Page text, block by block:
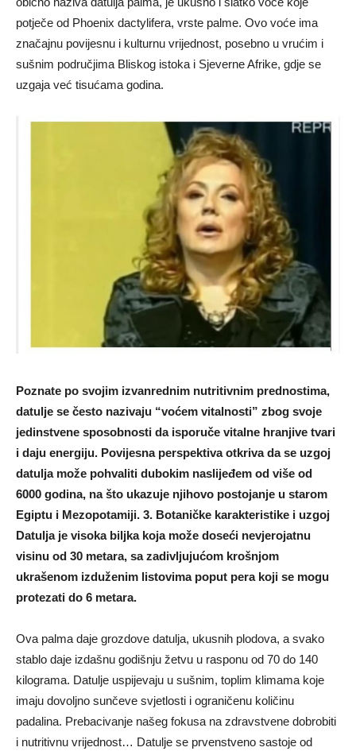
potječe od Phoenix dactylifera, vrste palme. Ovo voće ima
značajnu povijesnu i kulturnu vrijednost, posebno u vrućim i
sušnim područjima Bliskog istoka i Sjeverne Afrike, gdje se
uzgaja već tisućama godina.
Poznate po svojim izvanrednim nutritivnim prednostima,
datulje se često nazivaju “voćem vitalnosti” zbog svoje
jedinstvene sposobnosti da isporuče vitalne hranjive tvari
i daju energiju. Povijesna perspektiva otkriva da se uzgoj
datulja može pohvaliti dubokim naslijeđem od više od
6000 godina, na što ukazuje njihovo postojanje u starom
Egiptu i Mezopotamiji. 3. Botaničke karakteristike i uzgoj
Datulja je visoka biljka koja može doseći nevjerojatnu
visinu od 30 metara, sa zadivljujućom krošnjom
ukrašenom izduženim listovima poput pera koji se mogu
protezati do 6 metara.
Ova palma daje grozdove datulja, ukusnih plodova, a svako
stablo daje izdašnu godišnju žetvu u rasponu od 70 do 140
kilograma. Datulje uspijevaju u sušnim, toplim klimama koje
imaju dovoljno sunčeve svjetlosti i ograničenu količinu
padalina. Prebacivanje našeg fokusa na zdravstvene dobrobiti
i nutritivnu vrijednost… Datulje se prvenstveno sastoje od